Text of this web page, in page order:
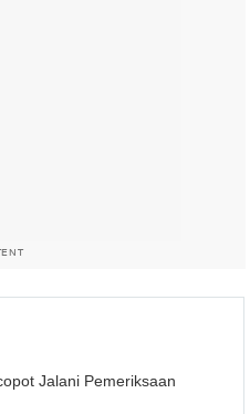
Jalani Pemeriksaan